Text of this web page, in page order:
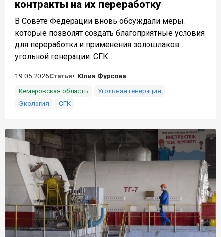
контракты на их переработку
В Совете Федерации вновь обсуждали меры,
которые позволят создать благоприятные условия
для переработки и применения золошлаков
угольной генерации. СГК...
19.05.2026Статья
Юлия Фурсова
Кемеровская область
Угольная генерация
Экология
СГК